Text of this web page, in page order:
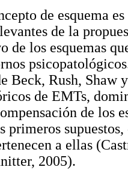
de esquema
de la
de los esquemas
Beck, Rush, Shaw
de EMTs,
de los
primeros
a ellas
2005).